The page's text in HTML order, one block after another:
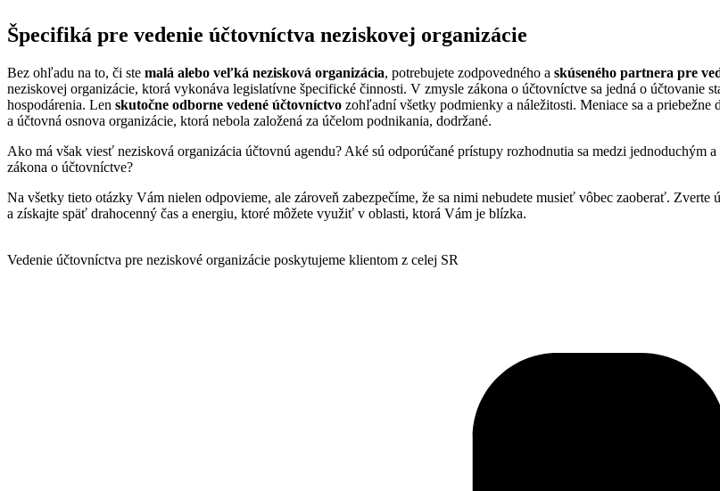
Špecifiká pre vedenie účtovníctva neziskovej organizácie
Bez ohľadu na to, či ste malá alebo veľká nezisková organizácia, potrebujete zodpovedného a skúseného partnera pre
neziskovej organizácie, ktorá vykonáva legislatívne špecifické činnosti. V zmysle zákona o účtovníctve sa jedná o účtovanie
hospodárenia. Len skutočne odborne vedené účtovníctvo zohľadní všetky podmienky a náležitosti. Meniace sa a
a účtovná osnova organizácie, ktorá nebola založená za účelom podnikania, dodržané.
Ako má však viesť nezisková organizácia účtovnú agendu? Aké sú odporúčané prístupy rozhodnutia sa medzi
zákona o účtovníctve?
Na všetky tieto otázky Vám nielen odpovieme, ale zároveň zabezpečíme, že sa nimi nebudete musieť vôbec zaoberať.
a získajte späť drahocenný čas a energiu, ktoré môžete využiť v oblasti, ktorá Vám je blízka.
Vedenie účtovníctva pre neziskové organizácie poskytujeme klientom z celej SR